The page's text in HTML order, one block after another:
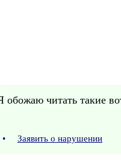
обожаю читать
• Заявить о нарушении